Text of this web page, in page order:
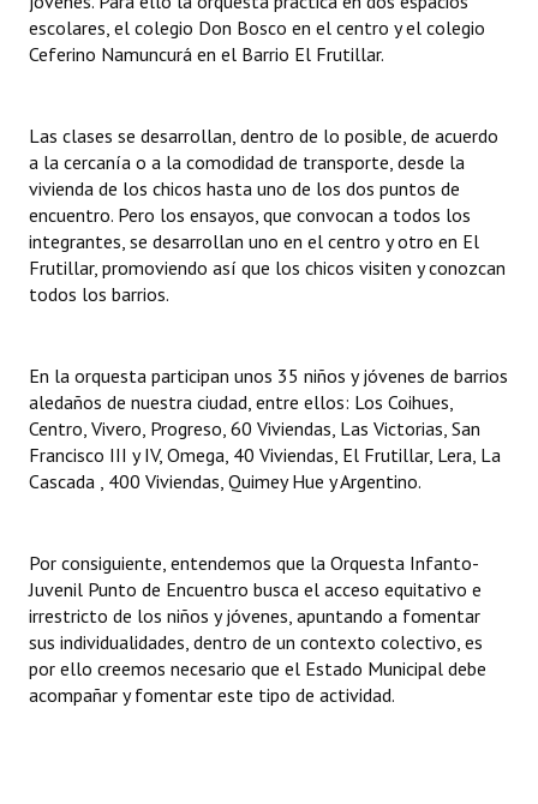
escolares, el colegio Don Bosco en el centro y el colegio
Ceferino Namuncurá en el Barrio El Frutillar.
Las clases se desarrollan, dentro de lo posible, de acuerdo
a la cercanía o a la comodidad de transporte, desde la
vivienda de los chicos hasta uno de los dos puntos de
encuentro. Pero los ensayos, que convocan a todos los
integrantes, se desarrollan uno en el centro y otro en El
Frutillar, promoviendo así que los chicos visiten y conozcan
todos los barrios.
En la orquesta participan unos 35 niños y jóvenes de barrios
aledaños de nuestra ciudad, entre ellos: Los Coihues,
Centro, Vivero, Progreso, 60 Viviendas, Las Victorias, San
Francisco III y IV, Omega, 40 Viviendas, El Frutillar, Lera, La
Cascada , 400 Viviendas, Quimey Hue y Argentino.
Por consiguiente, entendemos que la Orquesta Infanto-
Juvenil Punto de Encuentro busca el acceso equitativo e
irrestricto de los niños y jóvenes, apuntando a fomentar
sus individualidades, dentro de un contexto colectivo, es
por ello creemos necesario que el Estado Municipal debe
acompañar y fomentar este tipo de actividad.